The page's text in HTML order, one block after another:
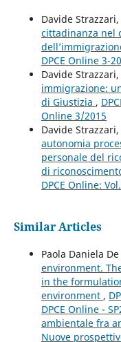
Davide Strazzari,
cittadinanza nel
DPCE Online 3-
Davide Strazzari,
immigrazione:
di Giustizia ,
Online 3/2015
Davide Strazzari,
autonomia
personale del
di
DPCE Online:
Similar Articles
Paola Daniela
environment.
in the
environment ,
DPCE Online -
ambientale fra
Nuove